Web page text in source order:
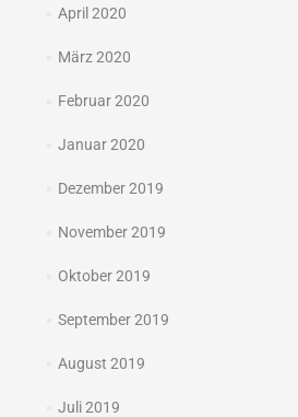
April 2020
März 2020
Februar 2020
Januar 2020
Dezember 2019
November 2019
Oktober 2019
September 2019
August 2019
Juli 2019